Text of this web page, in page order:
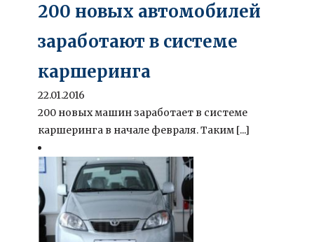
200 новых автомобилей
заработают в системе
каршеринга
22.01.2016
200 новых машин заработает в системе
каршеринга в начале февраля. Таким [...]